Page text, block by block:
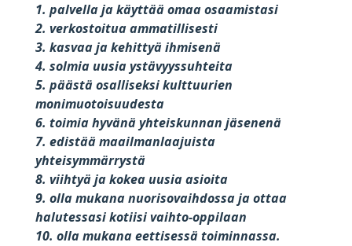
1. palvella ja käyttää omaa osaamistasi
2. verkostoitua ammatillisesti
3. kasvaa ja kehittyä ihmisenä
4. solmia uusia ystävyyssuhteita
5. päästä osalliseksi kulttuurien
monimuotoisuudesta
6. toimia hyvänä yhteiskunnan jäsenenä
7. edistää maailmanlaajuista
yhteisymmärrystä
8. viihtyä ja kokea uusia asioita
9. olla mukana nuorisovaihdossa ja ottaa
halutessasi kotiisi vaihto-oppilaan
10. olla mukana eettisessä toiminnassa.